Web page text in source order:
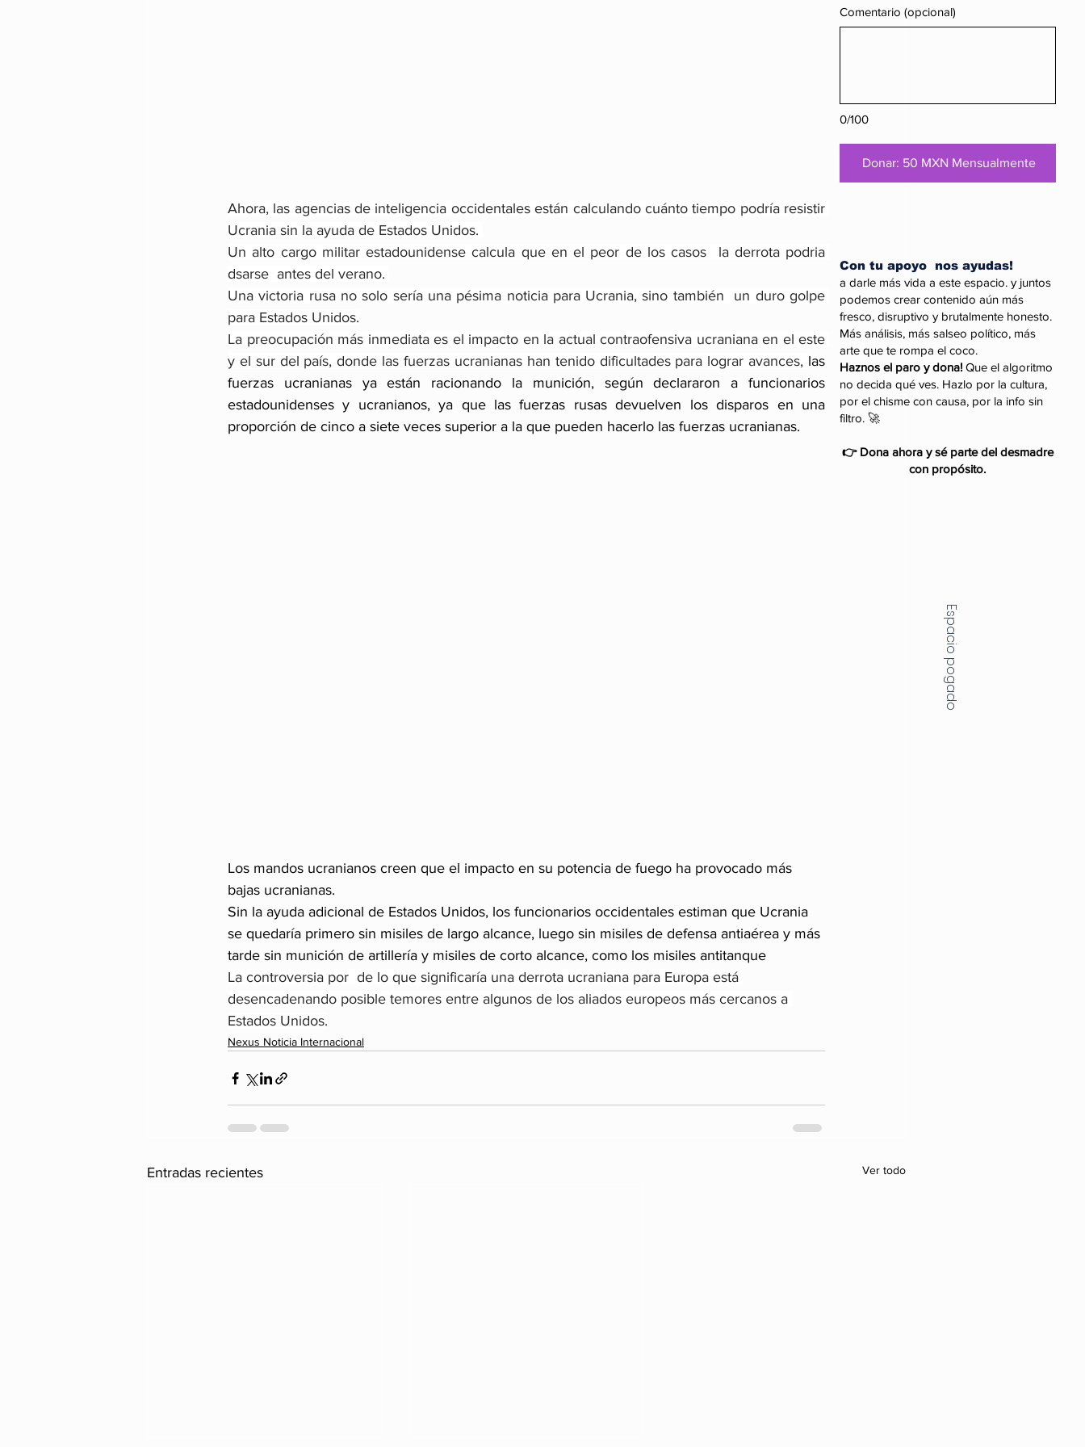
Ahora, las agencias de inteligencia occidentales están calculando cuánto tiempo podría resistir
Ucrania sin la ayuda de Estados Unidos.
Un alto cargo militar estadounidense calcula que en el peor de los casos  la derrota podria
dsarse  antes del verano.
Una victoria rusa no solo sería una pésima noticia para Ucrania, sino también  un duro golpe
para Estados Unidos.
La preocupación más inmediata es el impacto en la actual contraofensiva ucraniana en el este
y el sur del país, donde las fuerzas ucranianas han tenido dificultades para lograr avances, las
fuerzas ucranianas ya están racionando la munición, según declararon a funcionarios
estadounidenses y ucranianos, ya que las fuerzas rusas devuelven los disparos en una
proporción de cinco a siete veces superior a la que pueden hacerlo las fuerzas ucranianas.
Los mandos ucranianos creen que el impacto en su potencia de fuego ha provocado más
bajas ucranianas.
Sin la ayuda adicional de Estados Unidos, los funcionarios occidentales estiman que Ucrania
se quedaría primero sin misiles de largo alcance, luego sin misiles de defensa antiaérea y más
tarde sin munición de artillería y misiles de corto alcance, como los misiles antitanque
La controversia por  de lo que significaría una derrota ucraniana para Europa está
desencadenando posible temores entre algunos de los aliados europeos más cercanos a
Estados Unidos.
Nexus Noticia Internacional
Entradas recientes Ver todo
0/100
Comentario (opcional)
Donar: 50 MXN Mensualmente
Con tu apoyo nos ayudas!
a darle más vida a este espacio. y juntos
podemos crear contenido aún más
fresco, disruptivo y brutalmente honesto.
Más análisis, más salseo político, más
arte que te rompa el coco.
Haznos el paro y dona! Que el algoritmo
no decida qué ves. Hazlo por la cultura,
por el chisme con causa, por la info sin
filtro. 🚀
👉 Dona ahora y sé parte del desmadre
con propósito.
Espacio pogado